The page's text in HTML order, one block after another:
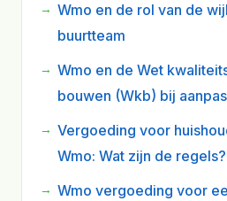
Wmo en de rol van de
buurtteam
Wmo en de Wet
bouwen (Wkb) bij
Vergoeding voor
Wmo: Wat zijn de regels?
Wmo vergoeding voor